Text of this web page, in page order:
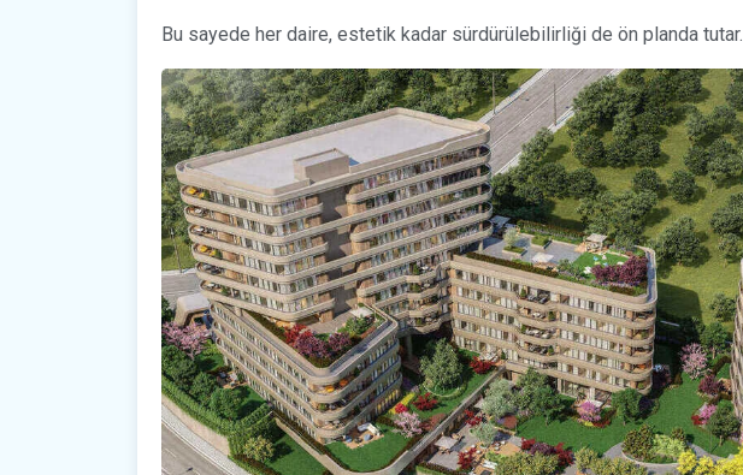
Bu sayede her daire, estetik kadar sürdürülebilirliği de ön planda tutar.